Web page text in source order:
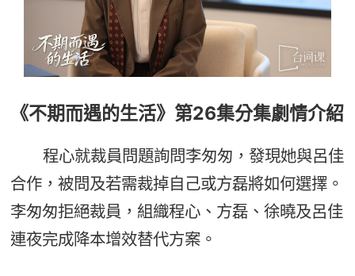
《不期而遇的生活》第26集分集劇情介紹
程心就裁員問題詢問李匆匆，發現她與呂佳
合作，被問及若需裁掉自己或方磊將如何選擇。
李匆匆拒絕裁員，組織程心、方磊、徐曉及呂佳
連夜完成降本增效替代方案。